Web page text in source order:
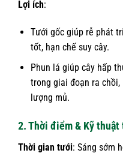
Lợi ích:
Tưới gốc giúp rễ phát
tốt, hạn chế suy cây.
Phun lá giúp cây hấp
trong giai đoạn ra
lượng mủ.
2. Thời điểm & Kỹ thuật
Thời gian tưới: Sáng sớm